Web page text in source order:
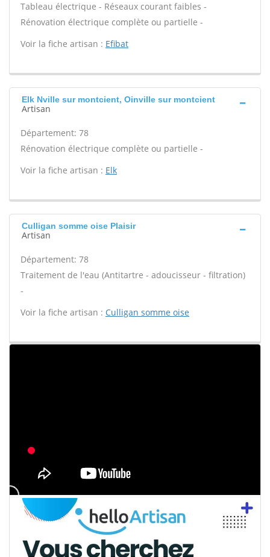
Tableau électrique - Réseaux courant faibles -
Rénovation électrique complète ou partielle -
Voir la fiche artisan : Efibat
Elk Nville sur montcient, Oinville sur montcient
Artisan
Département: 78
Rénovation électrique complète ou partielle -
Voir la fiche artisan : Elk
Culligan somme oise Plaisir
Artisan
Département: 78
Traitement de l'eau (Antitartre - adoucisseur - filtration)
-
Voir la fiche artisan : Culligan somme oise